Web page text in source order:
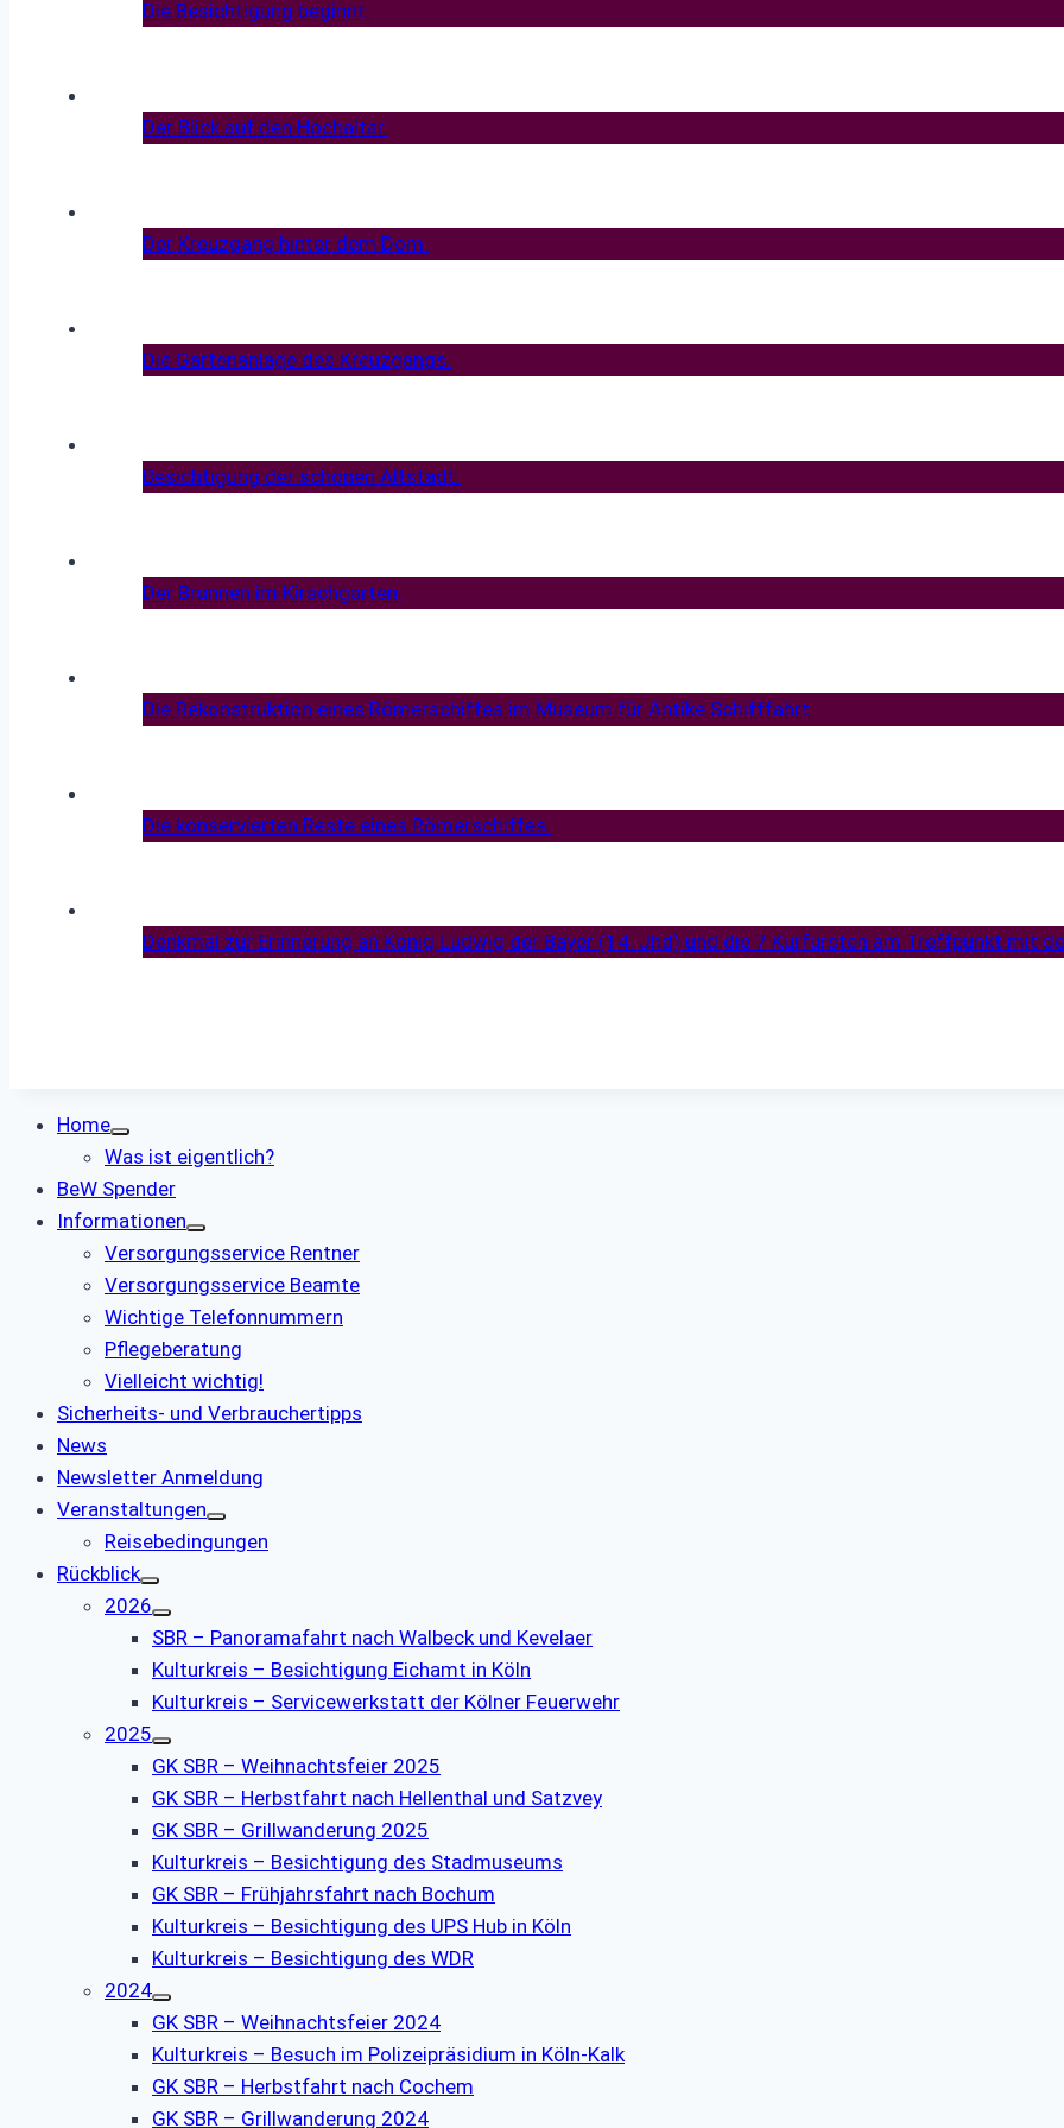
Die Besichtigung beginnt.
Der Blick auf den Hochaltar.
Der Kreuzgang hinter dem Dom.
Die Gartenanlage des Kreuzgangs.
Besichtigung der schönen Altstadt.
Der Brunnen im Kirschgarten.
Die Rekonstruktion eines Römerschiffes im Museum für Antike Schifffahrt.
Die konservierten Reste eines Römerschiffes.
Denkmal zur Erinnerung an König Ludwig der Bayer (14. Jhd) und die 7 Kurfürsten am Treffpunkt mit
Home
Was ist eigentlich?
BeW Spender
Informationen
Versorgungsservice Rentner
Versorgungsservice Beamte
Wichtige Telefonnummern
Pflegeberatung
Vielleicht wichtig!
Sicherheits- und Verbrauchertipps
News
Newsletter Anmeldung
Veranstaltungen
Reisebedingungen
Rückblick
2026
SBR – Panoramafahrt nach Walbeck und Kevelaer
Kulturkreis – Besichtigung Eichamt in Köln
Kulturkreis – Servicewerkstatt der Kölner Feuerwehr
2025
GK SBR – Weihnachtsfeier 2025
GK SBR – Herbstfahrt nach Hellenthal und Satzvey
GK SBR – Grillwanderung 2025
Kulturkreis – Besichtigung des Stadmuseums
GK SBR – Frühjahrsfahrt nach Bochum
Kulturkreis – Besichtigung des UPS Hub in Köln
Kulturkreis – Besichtigung des WDR
2024
GK SBR – Weihnachtsfeier 2024
Kulturkreis – Besuch im Polizeipräsidium in Köln-Kalk
GK SBR – Herbstfahrt nach Cochem
GK SBR – Grillwanderung 2024